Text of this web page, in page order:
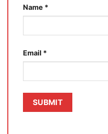
Name *
Email *